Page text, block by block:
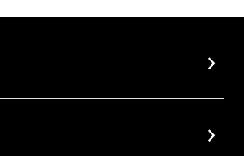
chevron_right
chevron_right